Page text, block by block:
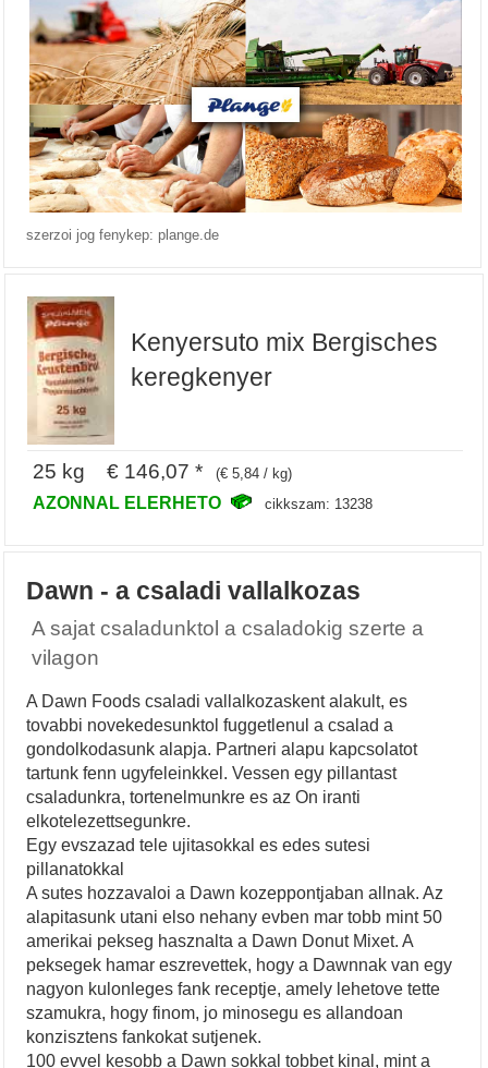
szerzoi jog fenykep: plange.de
Kenyersuto mix Bergisches
keregkenyer
25 kg € 146,07 * (€ 5,84 / kg)
AZONNAL ELERHETO cikkszam: 13238
Dawn - a csaladi vallalkozas
A sajat csaladunktol a csaladokig szerte a
vilagon
A Dawn Foods csaladi vallalkozaskent alakult, es
tovabbi novekedesunktol fuggetlenul a csalad a
gondolkodasunk alapja. Partneri alapu kapcsolatot
tartunk fenn ugyfeleinkkel. Vessen egy pillantast
csaladunkra, tortenelmunkre es az On iranti
elkotelezettsegunkre.
Egy evszazad tele ujitasokkal es edes sutesi
pillanatokkal
A sutes hozzavaloi a Dawn kozeppontjaban allnak. Az
alapitasunk utani elso nehany evben mar tobb mint 50
amerikai pekseg hasznalta a Dawn Donut Mixet. A
peksegek hamar eszrevettek, hogy a Dawnnak van egy
nagyon kulonleges fank receptje, amely lehetove tette
szamukra, hogy finom, jo minosegu es allandoan
konzisztens fankokat sutjenek.
100 evvel kesobb a Dawn sokkal tobbet kinal, mint a